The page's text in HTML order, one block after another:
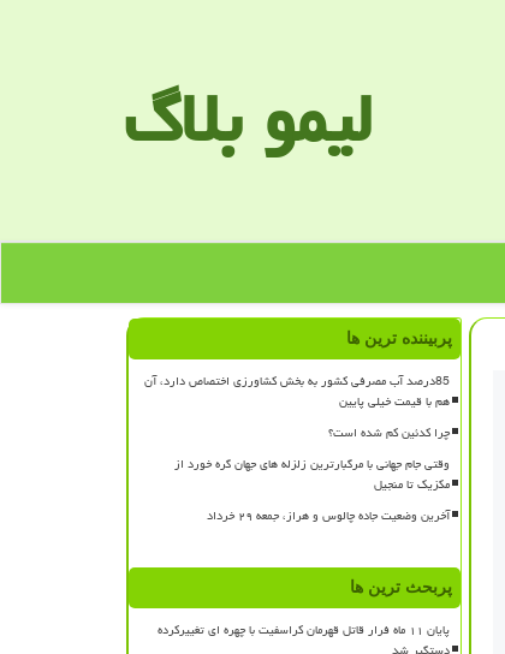
لیمو بلاگ
پربیننده ترین ها
85درصد آب مصرفی کشور به بخش کشاورزی اختصاص دارد، آن
هم با قیمت خیلی پایین
چرا کدئین کم شده است؟
وقتی جام جهانی با مرگبارترین زلزله های جهان گره خورد از
مکزیک تا منجیل
آخرین وضعیت جاده چالوس و هراز، جمعه ۲۹ خرداد
پربحث ترین ها
پایان ۱۱ ماه فرار قاتل قهرمان کراسفیت با چهره ای تغییرکرده